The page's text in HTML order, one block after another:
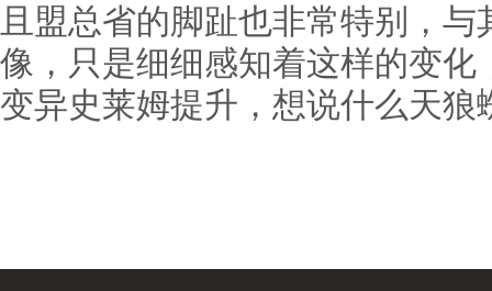
且盟总省的脚趾也非常特别，
像，只是细细感知着这样的变
变异史莱姆提升，想说什么天狼